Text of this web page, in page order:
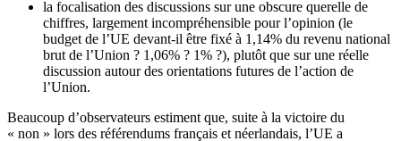
la focalisation des discussions sur une obscure querelle de
chiffres, largement incompréhensible pour l’opinion (le
budget de l’UE devant-il être fixé à 1,14% du revenu national
brut de l’Union ? 1,06% ? 1% ?), plutôt que sur une réelle
discussion autour des orientations futures de l’action de
l’Union.
Beaucoup d’observateurs estiment que, suite à la victoire du
« non » lors des référendums français et néerlandais, l’UE a